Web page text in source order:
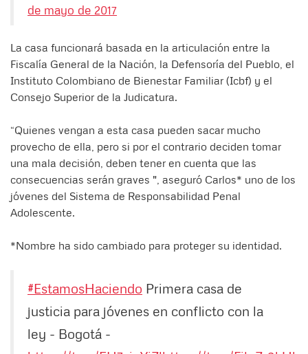
de mayo de 2017
La casa funcionará basada en la articulación entre la
Fiscalía General de la Nación, la Defensoría del Pueblo, el
Instituto Colombiano de Bienestar Familiar (Icbf) y el
Consejo Superior de la Judicatura.
“Quienes vengan a esta casa pueden sacar mucho
provecho de ella, pero si por el contrario deciden tomar
una mala decisión, deben tener en cuenta que las
consecuencias serán graves ", aseguró Carlos* uno de los
jóvenes del Sistema de Responsabilidad Penal
Adolescente.
*Nombre ha sido cambiado para proteger su identidad.
#EstamosHaciendo Primera casa de
justicia para jóvenes en conflicto con la
ley - Bogotá -